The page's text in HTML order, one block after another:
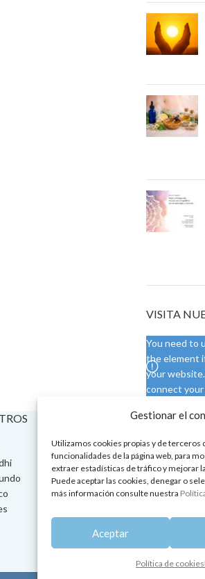
Gestionar el
Utilizamos cookies propias y de terceros
funcionalidades de la página web, para
extraer estadísticas de tráfico y mejorar
Puede aceptar las cookies, denegar o
más información consulte nuestra
Aceptar
Política de cookies
VISITA
You need to
the element
your
connect your
VISÍTA NUESTRA SEDE
Tienda física
Talleres de aromaterapia
Tratamientos de belleza
Ayurveda
Aromaterapia y bienestar